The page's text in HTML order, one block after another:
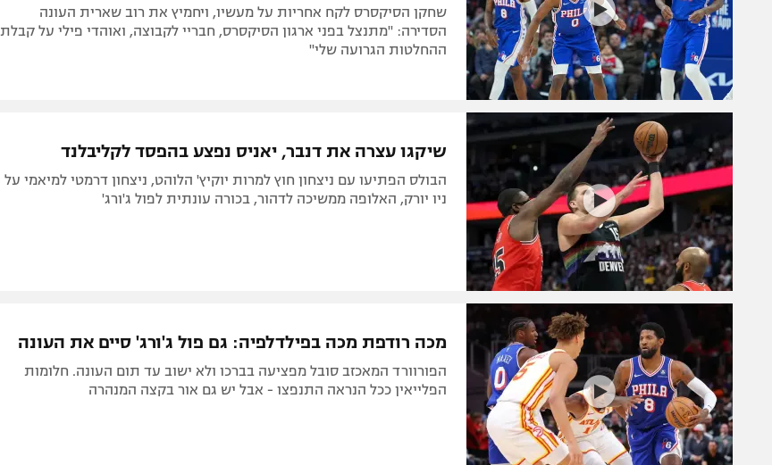
רשיון להקרנה פומבית לבית עסק
הצטרפות לחבילת הערוצים
לוח דרושים – ג'ובנט
תגיות
המגזין
שחקן הסיקסרס לקח אחריות על מעשיו, ויחמיץ את רוב שארית העונה
הסדירה: "מתנצל בפני ארגון הסיקסרס, חבריי לקבוצה, ואוהדי פילי על קבלת
ההחלטות הגרועה שלי"
שיקגו עצרה את דנבר, יאניס נפצע בהפסד לקליבלנד
הבולס הפתיעו עם ניצחון חוץ למרות יוקיץ' הלוהט, ניצחון דרמטי למיאמי על
ניו יורק, האלופה ממשיכה לדהור, בכורה עונתית לפול ג'ורג'
מכה רודפת מכה בפילדלפיה: גם פול ג'ורג' סיים את העונה
הפורוורד המאכזב סובל מפציעה בברכו ולא ישוב עד תום העונה. חלומות
הפלייאין ככל הנראה התנפצו - אבל יש גם אור בקצה המנהרה